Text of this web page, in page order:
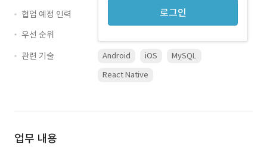
로그인
협업 예정 인력
우선 순위
관련 기술
Android iOS
MySQL
React Native
업무 내용